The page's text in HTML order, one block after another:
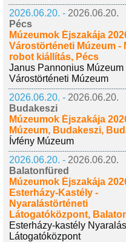
2026.06.20. - 2026.06.20.
Pécs
Múzeumok Éjszakája
Várostörténeti Múzeum -
robot kiállítás, Pécs
Janus Pannonius Múzeum
Várostörténeti Múzeum
2026.06.20. - 2026.06.20.
Budakeszi
Múzeumok Éjszakája
Múzeum, Budakeszi,
Ívfény Múzeum
2026.06.20. - 2026.06.20.
Balatonfüred
Múzeumok Éjszakája
Esterházy-Kastély -
Nyaralástörténeti
Látogatóközpont,
Esterházy-kastély
Látogatóközpont